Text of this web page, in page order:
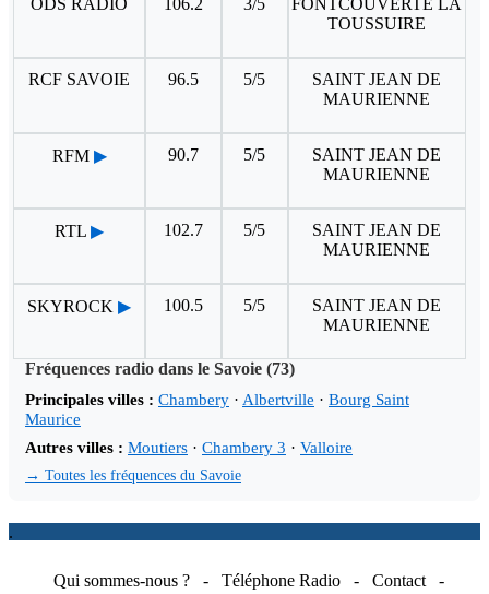
TOUSSUIRE
RCF SAVOIE 96.5 5/5
SAINT JEAN DE
MAURIENNE
RFM ▶ 90.7 5/5
SAINT JEAN DE
MAURIENNE
RTL ▶ 102.7 5/5
SAINT JEAN DE
MAURIENNE
SKYROCK ▶ 100.5 5/5
SAINT JEAN DE
MAURIENNE
Fréquences radio dans le Savoie (73)
Principales villes : Chambery · Albertville · Bourg Saint
Maurice
Autres villes : Moutiers · Chambery 3 · Valloire
→ Toutes les fréquences du Savoie
.
Qui sommes-nous ? - Téléphone Radio - Contact -